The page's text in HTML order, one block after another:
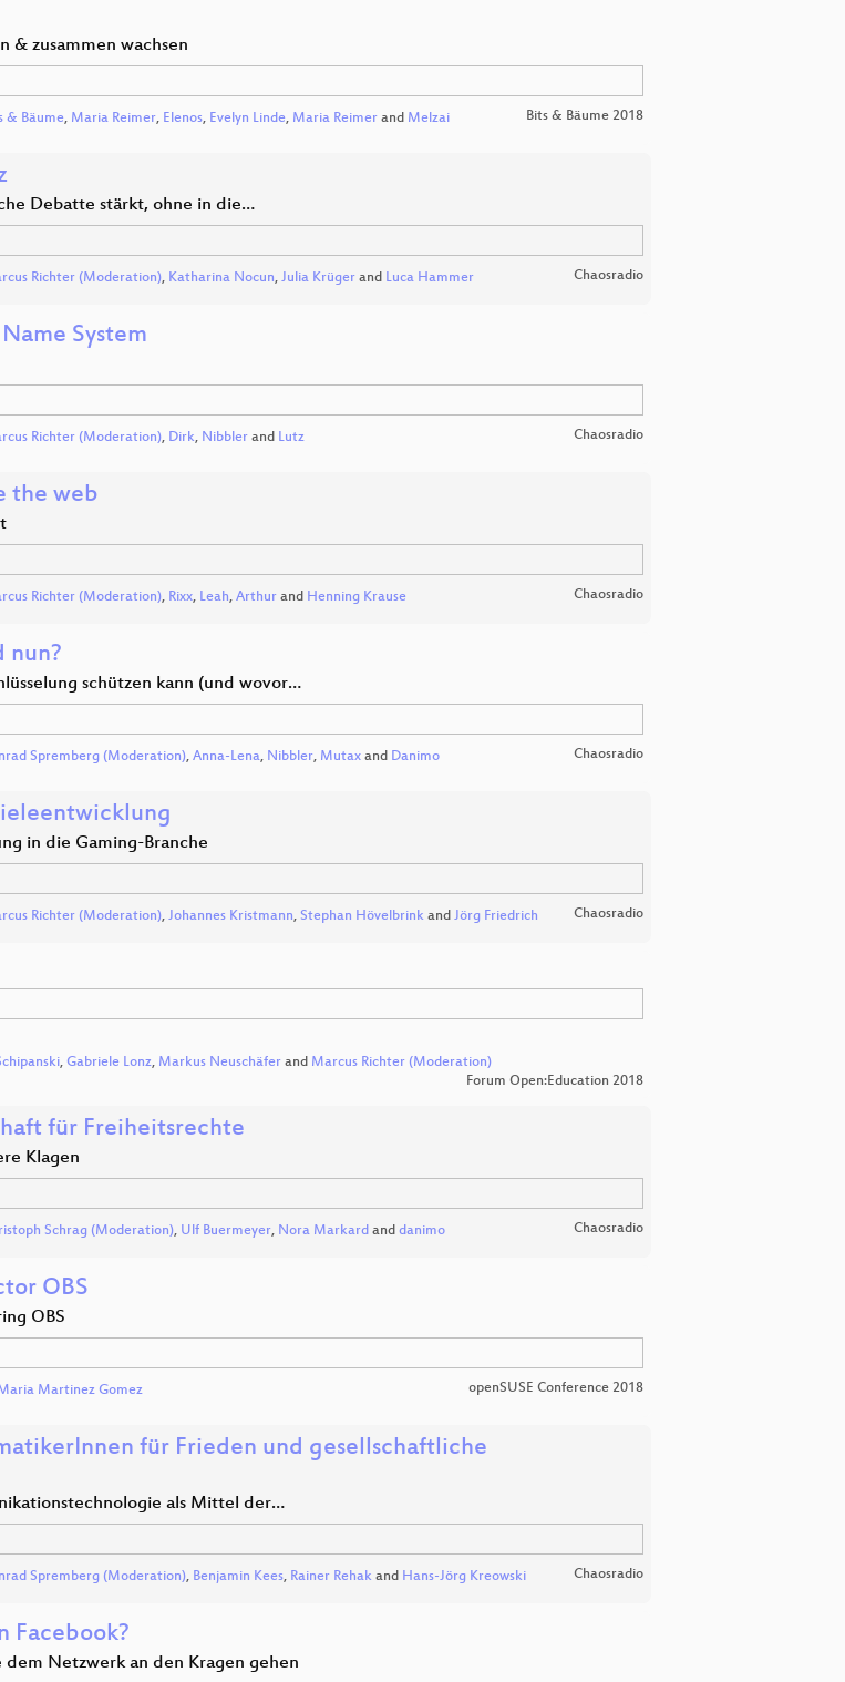
& zusammen wachsen
& Bäume, Maria Reimer, Elenos, Evelyn Linde, Maria Reimer and Melzai Bits & Bäume 2018
Debatte stärkt, ohne in die…
Richter (Moderation), Katharina Nocun, Julia Krüger and Luca Hammer Chaosradio
System
Richter (Moderation), Dirk, Nibbler and Lutz Chaosradio
the web
Richter (Moderation), Rixx, Leah, Arthur and Henning Krause Chaosradio
nun?
schützen kann (und wovor…
Spremberg (Moderation), Anna-Lena, Nibbler, Mutax and Danimo Chaosradio
in die Gaming-Branche
Richter (Moderation), Johannes Kristmann, Stephan Hövelbrink and Jörg Friedrich Chaosradio
, Gabriele Lonz, Markus Neuschäfer and Marcus Richter (Moderation)
Forum Open:Education 2018
für Freiheitsrechte
Klagen
Schrag (Moderation), Ulf Buermeyer, Nora Markard and danimo Chaosradio
OBS
OBS
Martinez Gomez openSUSE Conference 2018
für Frieden und gesellschaftliche
als Mittel der…
Spremberg (Moderation), Benjamin Kees, Rainer Rehak and Hans-Jörg Kreowski Chaosradio
Facebook?
dem Netzwerk an den Kragen gehen